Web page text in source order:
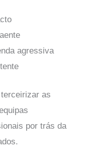
agressiva
as
por trás da